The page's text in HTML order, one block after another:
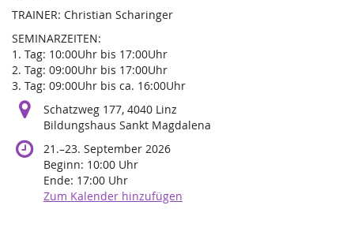
TRAINER: Christian Scharinger
SEMINARZEITEN:
1. Tag: 10:00Uhr bis 17:00Uhr
2. Tag: 09:00Uhr bis 17:00Uhr
3. Tag: 09:00Uhr bis ca. 16:00Uhr
Schatzweg 177, 4040 Linz
Bildungshaus Sankt Magdalena
21.–bis
23. September 2026
Beginn: 10:00 Uhr
Ende: 17:00 Uhr
Zum Kalender hinzufügen